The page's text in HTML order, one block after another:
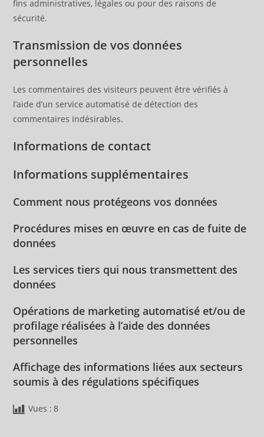
fins administratives, légales ou pour des raisons de
sécurité.
Transmission de vos données
personnelles
Les commentaires des visiteurs peuvent être vérifiés à
l’aide d’un service automatisé de détection des
commentaires indésirables.
Informations de contact
Informations supplémentaires
Comment nous protégeons vos données
Procédures mises en œuvre en cas de fuite de
données
Les services tiers qui nous transmettent des
données
Opérations de marketing automatisé et/ou de
profilage réalisées à l’aide des données
personnelles
Affichage des informations liées aux secteurs
soumis à des régulations spécifiques
Vues : 8